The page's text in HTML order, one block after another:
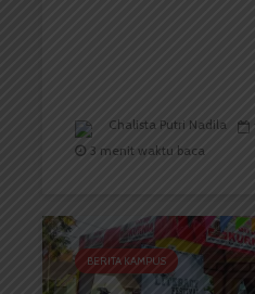
Chalista Putri Nadila
3 menit waktu baca
BERITA KAMPUS